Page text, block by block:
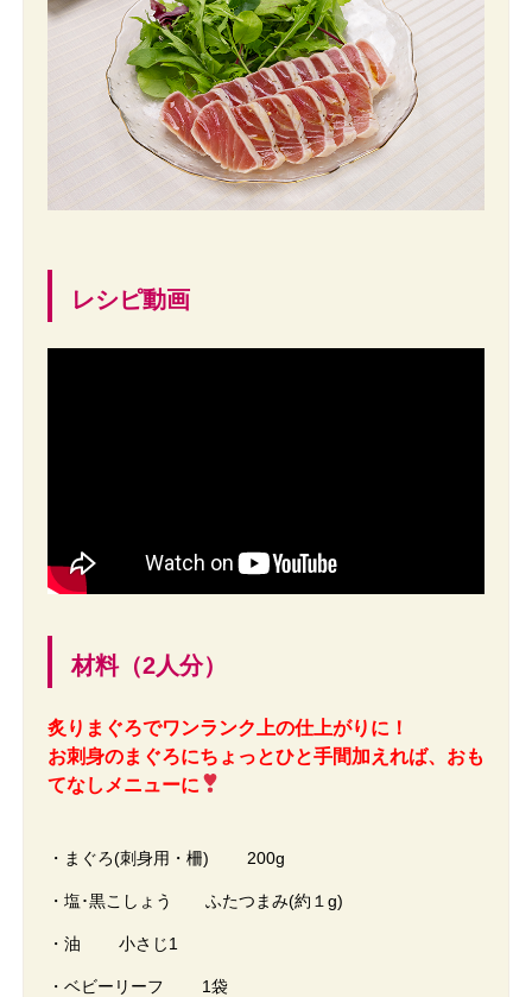
レシピ動画
材料（2人分）
炙りまぐろでワンランク上の仕上がりに！
お刺身のまぐろにちょっとひと手間加えれば、おも
てなしメニューに
・まぐろ(刺身用・柵) 200g
・塩･黒こしょう ふたつまみ(約１g)
・油 小さじ1
・ベビーリーフ 1袋